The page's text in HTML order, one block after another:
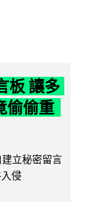
板 讓多
偷偷重
立秘密留言
侵